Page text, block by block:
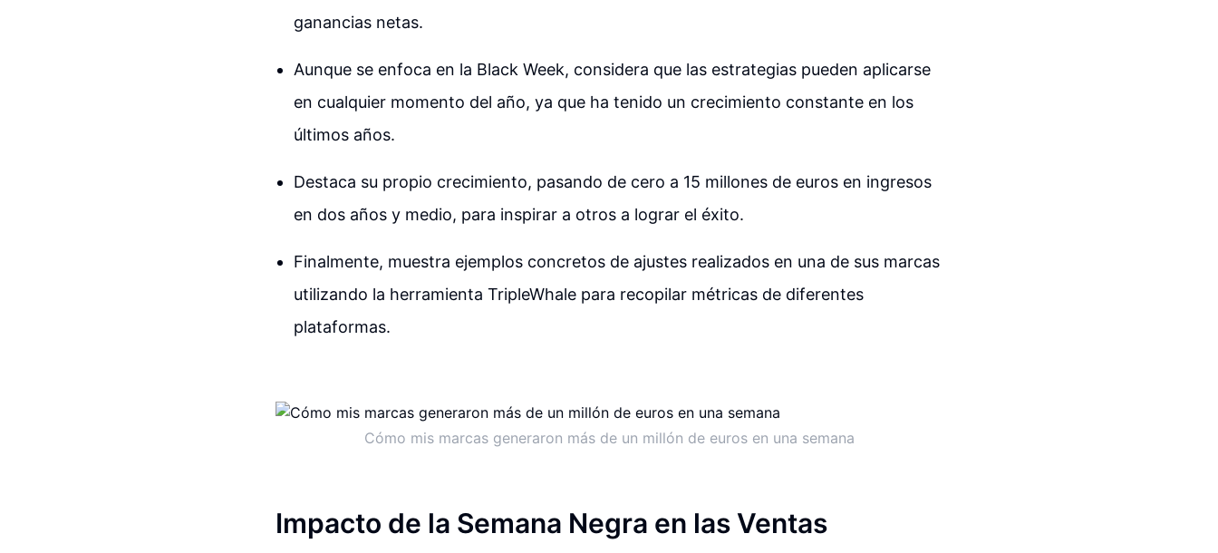
ganancias netas.
Aunque se enfoca en la Black Week, considera que las estrategias pueden aplicarse
en cualquier momento del año, ya que ha tenido un crecimiento constante en los
últimos años.
Destaca su propio crecimiento, pasando de cero a 15 millones de euros en ingresos
en dos años y medio, para inspirar a otros a lograr el éxito.
Finalmente, muestra ejemplos concretos de ajustes realizados en una de sus marcas
utilizando la herramienta TripleWhale para recopilar métricas de diferentes
plataformas.
Cómo mis marcas generaron más de un millón de euros en una semana
Impacto de la Semana Negra en las Ventas